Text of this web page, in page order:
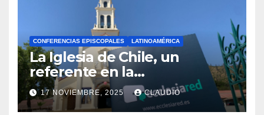
CONFERENCIAS EPISCOPALES LATINOAMÉRICA
La Iglesia de Chile, un
referente en la
transformación digital
gracias a Ecclesiared
17 NOVIEMBRE, 2025 CLAUDIO
N